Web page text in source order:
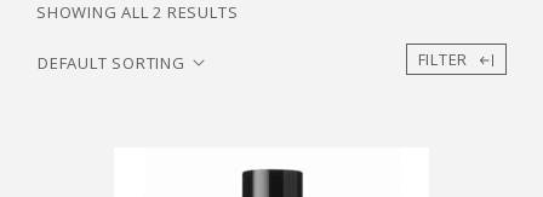
SHOWING ALL 2 RESULTS
FILTER